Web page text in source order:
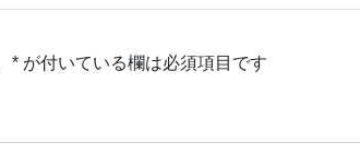
* が付いている欄は必須項目です